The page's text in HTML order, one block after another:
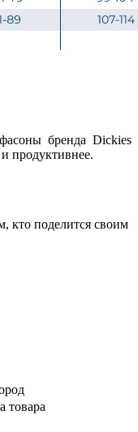
бренда Dickies
продуктивнее.
кто поделится своим
товара